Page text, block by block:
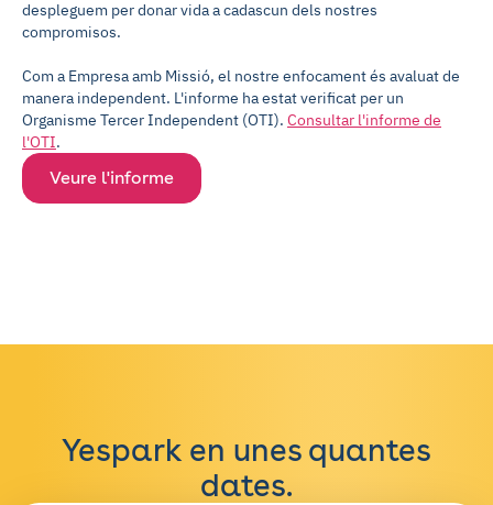
despleguem per donar vida a cadascun dels nostres
compromisos.
Com a Empresa amb Missió, el nostre enfocament és avaluat de
manera independent. L'informe ha estat verificat per un
Organisme Tercer Independent (OTI). Consultar l'informe de
l'OTI.
Veure l'informe
Yespark en unes quantes
dates.